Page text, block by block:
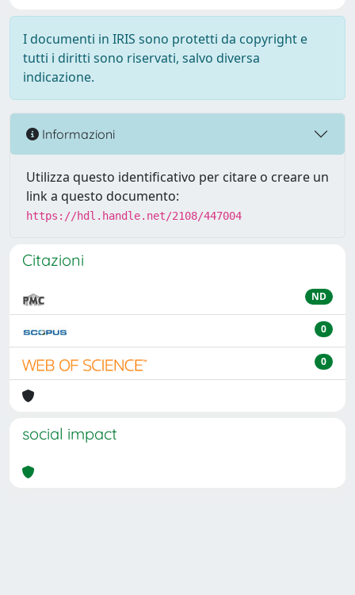
I documenti in IRIS sono protetti da copyright e
tutti i diritti sono riservati, salvo diversa
indicazione.
Informazioni
Utilizza questo identificativo per citare o creare un
link a questo documento:
https://hdl.handle.net/2108/447004
Citazioni
ND
0
0
social impact